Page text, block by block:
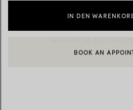
IN DEN
EINEN KUNDENBERATER
BOOK AN